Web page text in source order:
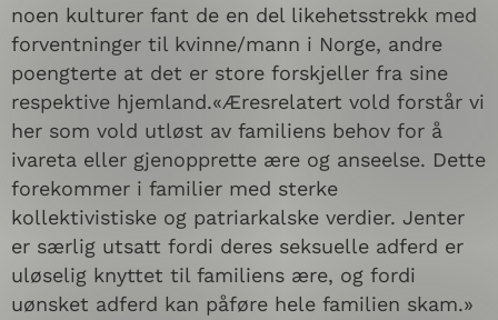
noen kulturer fant de en del likehetsstrekk med
forventninger til kvinne/mann i Norge, andre
poengterte at det er store forskjeller fra sine
respektive hjemland.«Æresrelatert vold forstår vi
her som vold utløst av familiens behov for å
ivareta eller gjenopprette ære og anseelse. Dette
forekommer i familier med sterke
kollektivistiske og patriarkalske verdier. Jenter
er særlig utsatt fordi deres seksuelle adferd er
uløselig knyttet til familiens ære, og fordi
uønsket adferd kan påføre hele familien skam.»